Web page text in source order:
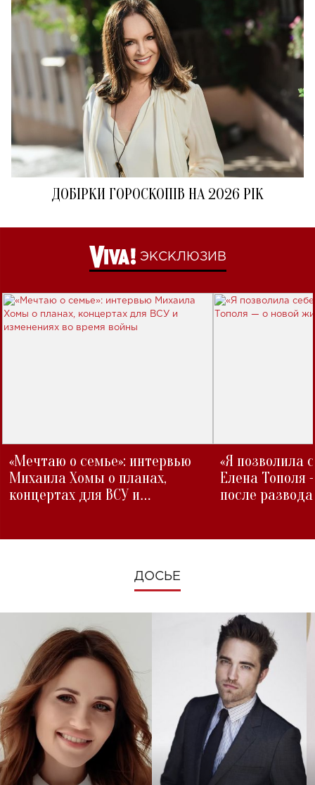
ДОБІРКИ ГОРОСКОПІВ НА 2026 РІК
ЭКСКЛЮЗИВ
«Мечтаю о семье»: интервью
Михаила Хомы о планах,
концертах для ВСУ и
«Я позволила
Елена Тополя
после развода
ДОСЬЕ